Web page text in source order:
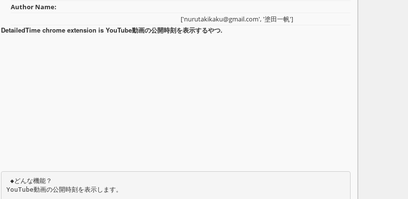
Author Name:
['nurutakikaku@gmail.com', '塗田一帆']
DetailedTime chrome extension is YouTube動画の公開時刻を表示するやつ.
YouTube動画の公開時刻を表示します。